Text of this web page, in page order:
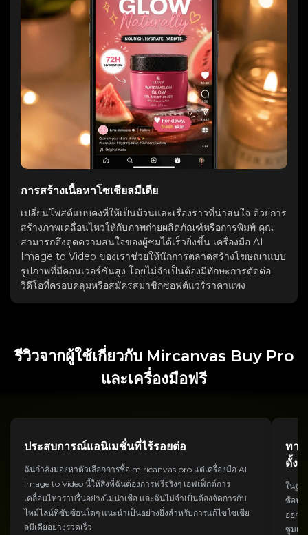
การสร้างเนื้อหาโซเชียลมีเดีย
เปลี่ยนโพสต์แบบคงที่ให้เป็นม้วนและเรื่องราวที่น่าสนใจ ด้วยการ
สร้างภาพเคลื่อนไหวให้กับภาพถ่ายผลิตภัณฑ์หรือการพิมพ์ คุณ
สามารถดึงดูดความสนใจของผู้ชมได้เร็วยิ่งขึ้น เครื่องมือ AI
Image to Video ของเราช่วยให้นักการตลาดสร้างโฆษณาแบบ
รูปภาพที่มีคอนเวอร์ชันสูง โดยไม่จำเป็นต้องมีทักษะการตัดต่อ
วิดีโอที่ครอบคลุมหรือสมัครสมาชิกซอฟต์แวร์ราคาแพง
รีวิวจากผู้ใช้เกี่ยวกับ Mircanvas Buy Pro
และเครื่องมือฟรี
ประสบการณ์แอนิเมชั่นที่ไร้รอยต่อ
ฉันกำลังมองหาตัวเลือกการซื้อ miricanvas pro แต่เครื่องมือ AI
Image to Video นี้ให้สิ่งที่ฉันต้องการฟรีจริงๆ เอฟเฟ็กต์การ
เคลื่อนไหวราบรื่นอย่างไม่น่าเชื่อ และฉันไม่จำเป็นต้องจัดการกับ
ไทม์ไลน์ที่ซับซ้อนใดๆ แนะนำเป็นอย่างยิ่งสำหรับการแก้ไขโซเชีย
ลมีเดียอย่างรวดเร็ว!
ทาง
ดั้งเ
ในฐา
ซ้อน
ออก
ซูมแบ